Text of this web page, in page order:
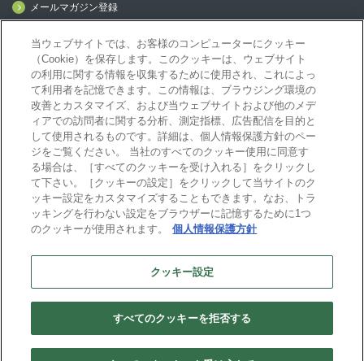
メールマガジン登録
mcframeナビ（ユーザ登録者）
mcframeユーザ会サイト（MCUG会員専用）
ID発行をご希望の方はこちら
パートナー専用サイト
mcframe GAパートナー専用サイト
MIJS
B-EN-Gについて
ビジネスエンジニアリング株式会社
当ウェブサイトでは、お客様のコンピューターにクッキー
（Cookie）を保存します。このクッキーは、ウェブサイト
の利用に関する情報を収集するために使用され、これによっ
て利用者を記憶できます。この情報は、ブラウジング環境の
改善とカスタマイズ、および当ウェブサイトおよび他のメデ
ィアでの訪問者に関する分析、測定指標、広告配信を目的と
して使用されるものです。詳細は、個人情報保護方針のペー
ジをご覧ください。 当社のすべてのクッキー使用に同意す
る場合は、［すべてのクッキーを受け入れる］をクリックし
て下さい。［クッキーの設定］をクリックして当サイトのク
ッキー設定をカスタマイズすることもできます。なお、トラ
ッキングを行わない設定をブラウザーに記憶するために1つ
のクッキーが使用されます。
個人情報保護方針
クッキー設定
すべてのクッキーを拒否する